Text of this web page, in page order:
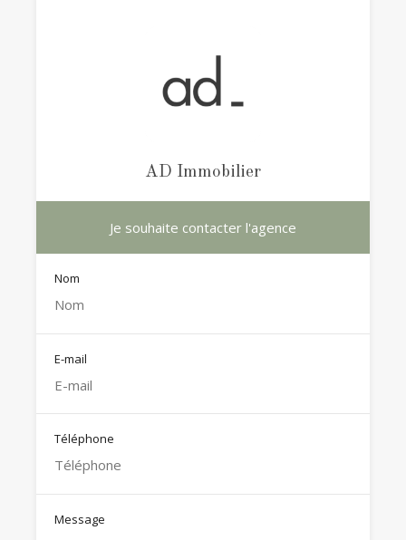
AD Immobilier
Je souhaite contacter l'agence
Nom
E-mail
Téléphone
Message